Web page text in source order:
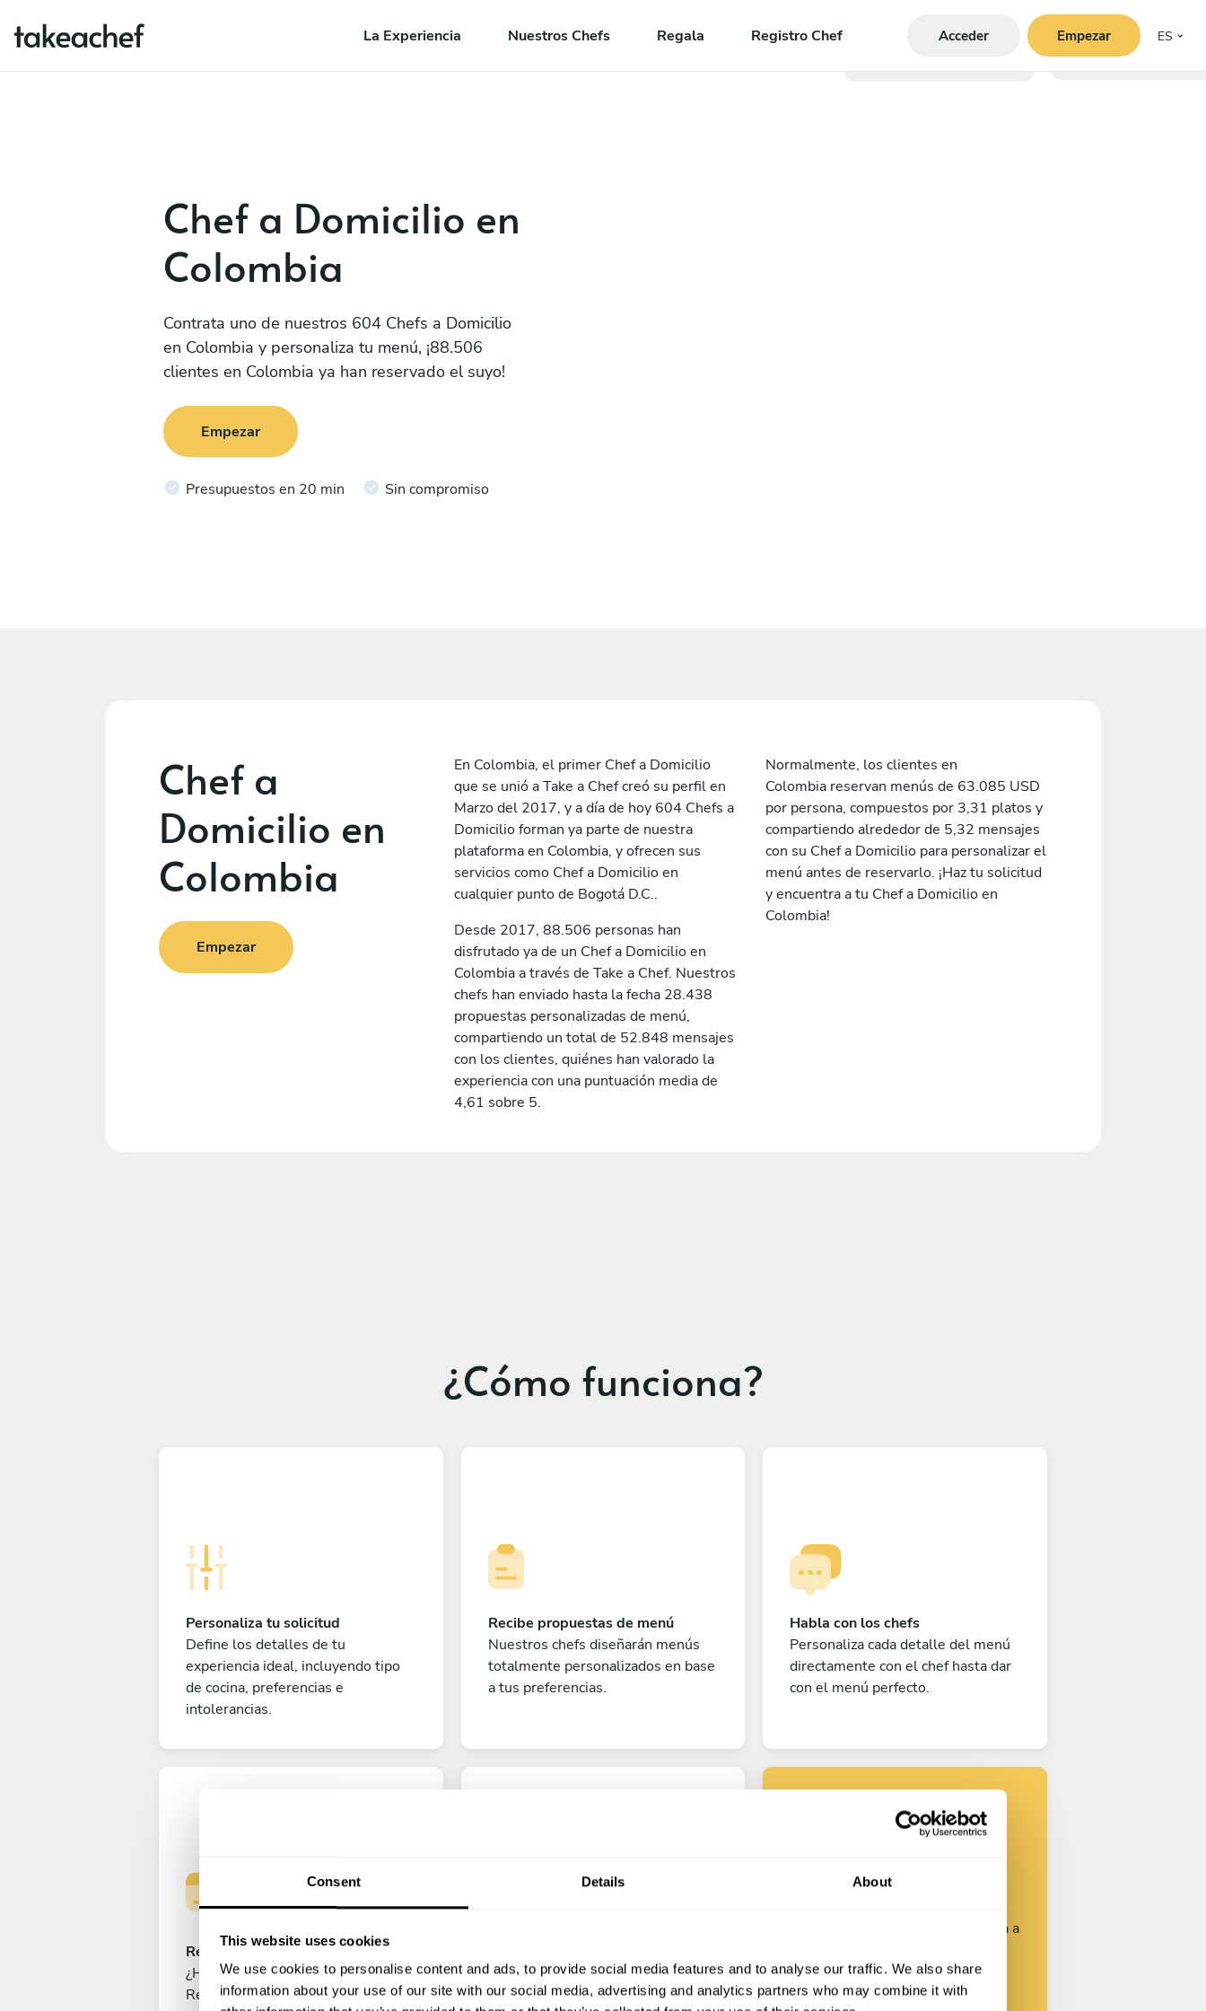
Consent Details About
This website uses cookies
We use cookies to personalise content and ads, to provide social media features and to analyse our traffic. We also share
information about your use of our site with our social media, advertising and analytics partners who may combine it with
La Experiencia Nuestros Chefs Regala Registro Chef Acceder Empezar ES
Chef a Domicilio en
Colombia
Contrata uno de nuestros 604 Chefs a Domicilio
en Colombia y personaliza tu menú, ¡88.506
clientes en Colombia ya han reservado el suyo!
Empezar
Presupuestos en 20 min Sin compromiso
Chef a
Domicilio en
Colombia
Empezar
En Colombia, el primer Chef a Domicilio
que se unió a Take a Chef creó su perfil en
Marzo del 2017, y a día de hoy 604 Chefs a
Domicilio forman ya parte de nuestra
plataforma en Colombia, y ofrecen sus
servicios como Chef a Domicilio en
cualquier punto de Bogotá D.C..
Desde 2017, 88.506 personas han
disfrutado ya de un Chef a Domicilio en
Colombia a través de Take a Chef. Nuestros
chefs han enviado hasta la fecha 28.438
propuestas personalizadas de menú,
compartiendo un total de 52.848 mensajes
con los clientes, quiénes han valorado la
experiencia con una puntuación media de
4,61 sobre 5.
Normalmente, los clientes en
Colombia reservan menús de 63.085 USD
por persona, compuestos por 3,31 platos y
compartiendo alrededor de 5,32 mensajes
con su Chef a Domicilio para personalizar el
menú antes de reservarlo. ¡Haz tu solicitud
y encuentra a tu Chef a Domicilio en
Colombia!
¿Cómo funciona?
Personaliza tu solicitud
Define los detalles de tu
experiencia ideal, incluyendo tipo
de cocina, preferencias e
intolerancias.
Recibe propuestas de menú
Nuestros chefs diseñarán menús
totalmente personalizados en base
a tus preferencias.
Habla con los chefs
Personaliza cada detalle del menú
directamente con el chef hasta dar
con el menú perfecto.
Reserva tu experiencia
¿Has cerrado ya el menú perfecto?
Realiza el pago para reservar tu
¡Todo listo! Ya solo queda contar
los días para disfrutar de la
Encuentra tu
chef
Personaliza tu solicitud y empieza a